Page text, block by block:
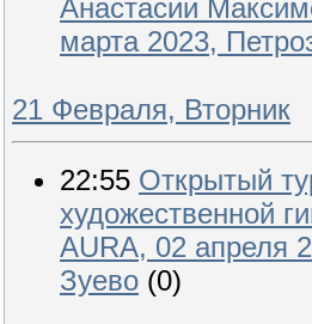
Анастасии
марта 2023,
21 Февраля, Вторник
22:55 Открытый
художественной
AURA, 02 апреля
Зуево (0)